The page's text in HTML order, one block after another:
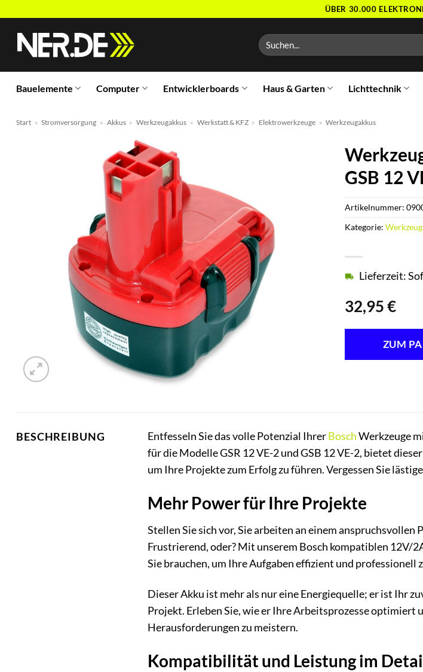
springen
ÜBER 30.000
Suchen
nach:
Bauelemente Computer Entwicklerboards Haus & Garten Lichttechnik
Start » Stromversorgung » Akkus » Werkzeugakkus » Werkstatt & KFZ » Elektrowerkzeuge » Werkzeugakkus
GSB 12
32,95€
Lieferzeit:
ZUM
Artikelnummer:
Kategorie:
BESCHREIBUNG Entfesseln Sie das volle Potenzial IhrerBoschWerkzeuge
für die Modelle GSR 12 VE-2 und GSB 12 VE-2, bietet dieser
um Ihre Projekte zum Erfolg zu führen. Vergessen Sie
Mehr Power für Ihre Projekte
Stellen Sie sich vor, Sie arbeiten an einem
Frustrierend, oder? Mit unserem Bosch kompatiblen 12V/
Sie brauchen, um Ihre Aufgaben effizient und professionell
Dieser Akku ist mehr als nur eine Energiequelle; er ist Ihr
Projekt. Erleben Sie, wie er Ihre Arbeitsprozesse
Herausforderungen zu meistern.
Kompatibilität und Leistung im